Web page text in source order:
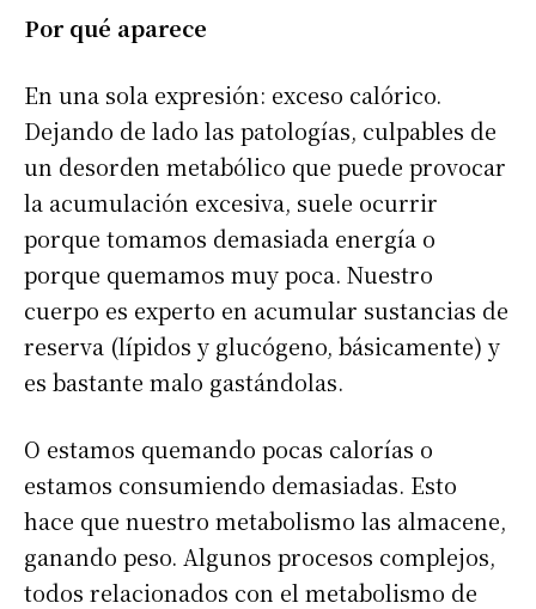
Por qué aparece
En una sola expresión: exceso calórico.
Dejando de lado las patologías, culpables de
un desorden metabólico que puede provocar
la acumulación excesiva, suele ocurrir
porque tomamos demasiada energía o
porque quemamos muy poca. Nuestro
cuerpo es experto en acumular sustancias de
reserva (lípidos y glucógeno, básicamente) y
es bastante malo gastándolas.
O estamos quemando pocas calorías o
estamos consumiendo demasiadas. Esto
hace que nuestro metabolismo las almacene,
ganando peso. Algunos procesos complejos,
todos relacionados con el metabolismo de